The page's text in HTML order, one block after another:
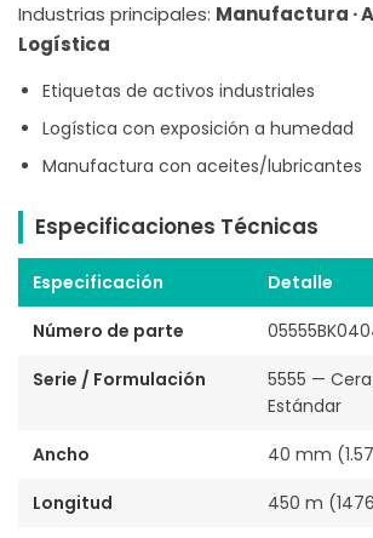
Industrias principales: Manufactura ·
Logística
Etiquetas de activos industriales
Logística con exposición a humedad
Manufactura con aceites/lubricantes
Especificaciones Técnicas
Especificación
Detalle
Número de parte
Serie / Formulación
5555 —
Estándar
Ancho
40 mm
Longitud
450 m